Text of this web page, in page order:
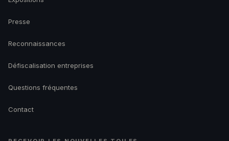
Presse
Reconnaissances
Défiscalisation entreprises
Questions fréquentes
Contact